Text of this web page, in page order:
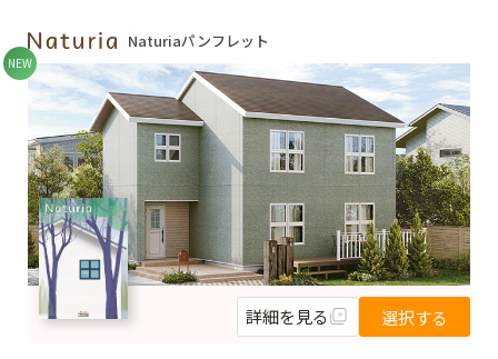
Naturiaパンフレット
詳細を見る 選択する